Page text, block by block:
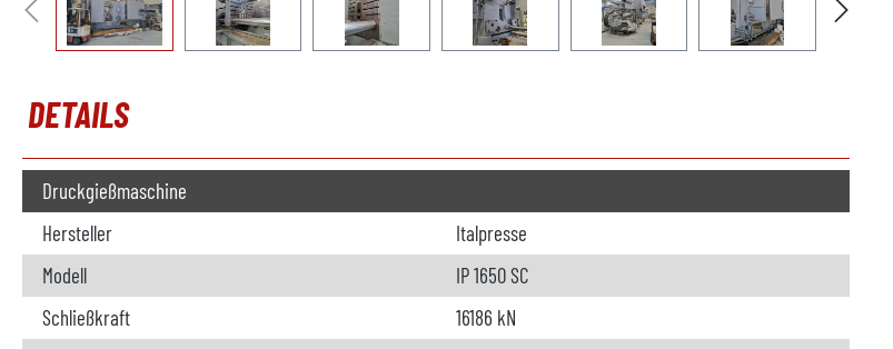
DETAILS
Druckgießmaschine
Hersteller
Italpresse
Modell
IP 1650 SC
Schließkraft
16186 kN